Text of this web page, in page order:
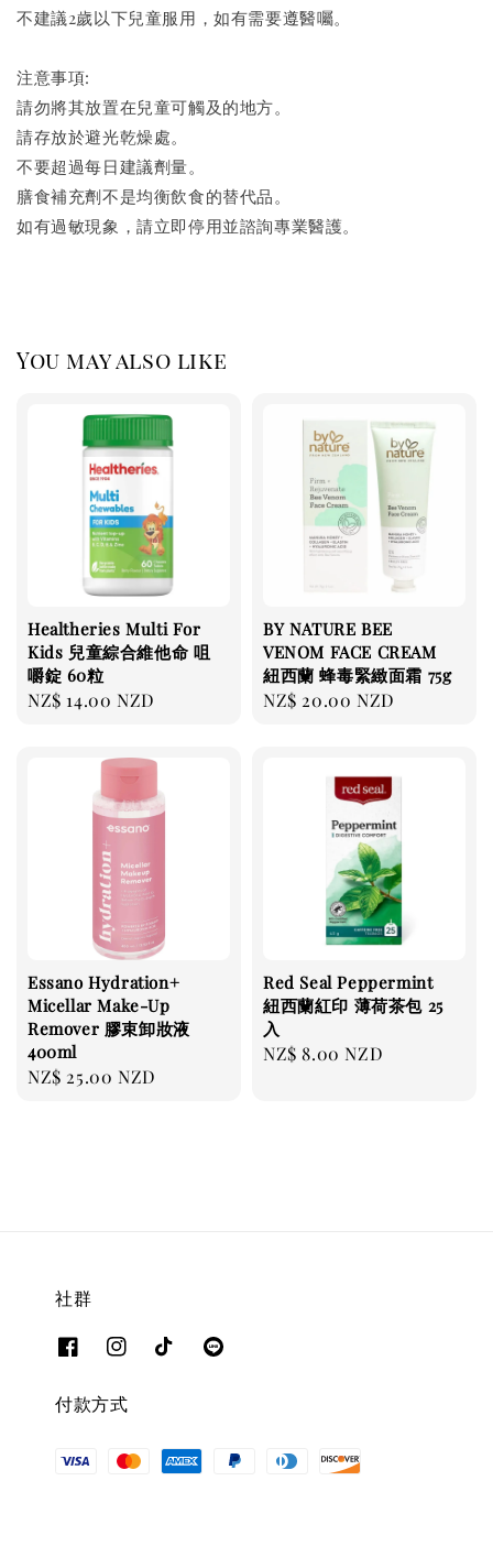
不建議2歲以下兒童服用，如有需要遵醫囑。
注意事項:
請勿將其放置在兒童可觸及的地方。
請存放於避光乾燥處。
不要超過每日建議劑量。
膳食補充劑不是均衡飲食的替代品。
如有過敏現象，請立即停用並諮詢專業醫護。
You may also like
Healtheries Multi For
Kids 兒童綜合維他命 咀
嚼錠 60粒
Regular
NZ$ 14.00 NZD
BY NATURE BEE
VENOM FACE CREAM
紐西蘭 蜂毒緊緻面霜 75g
Regular
NZ$ 20.00 NZD
Essano Hydration+
Micellar Make-Up
Remover 膠束卸妝液
400ml
Regular
NZ$ 25.00 NZD
Red Seal Peppermint
紐西蘭紅印 薄荷茶包 25
入
Regular
NZ$ 8.00 NZD
社群
付款方式